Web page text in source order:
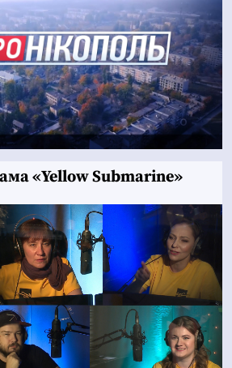
«Yellow Submarine»